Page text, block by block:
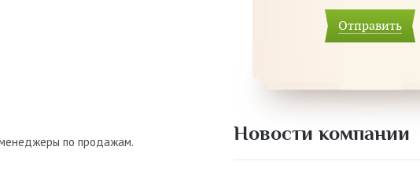
по продажам.
Отправить
Новости компании